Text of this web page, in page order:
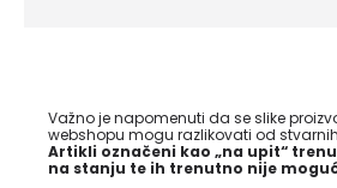
Važno je napomenuti da se slike
webshopu mogu razlikovati od
Artikli označeni kao „na upit“
na stanju te ih trenutno nije